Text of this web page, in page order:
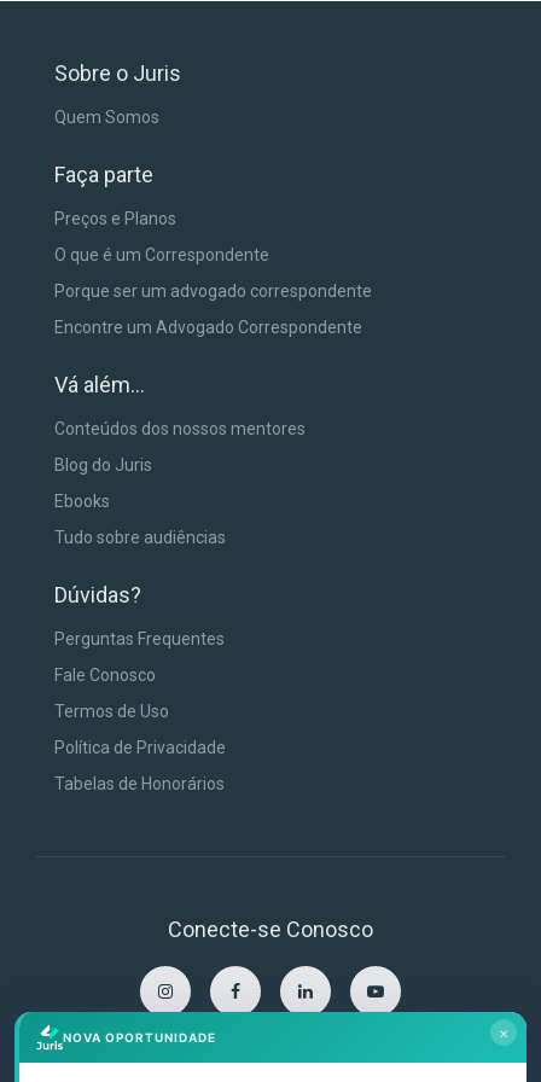
Sobre o Juris
Quem Somos
Faça parte
Preços e Planos
O que é um Correspondente
Porque ser um advogado correspondente
Encontre um Advogado Correspondente
Vá além...
Conteúdos dos nossos mentores
Blog do Juris
Ebooks
Tudo sobre audiências
Dúvidas?
Perguntas Frequentes
Fale Conosco
Termos de Uso
Política de Privacidade
Tabelas de Honorários
Conecte-se Conosco
×
NOVA OPORTUNIDADE